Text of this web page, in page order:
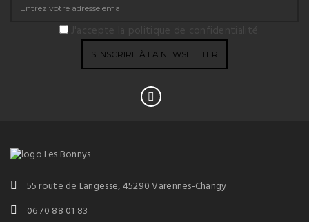
J'accepte la politique de confidentialité.
55 route de Langesse, 45290 Varennes-Changy
06 70 88 01 83